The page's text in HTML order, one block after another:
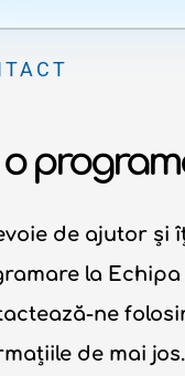
o
de ajutor și
la Echipa
ne
de mai jos.